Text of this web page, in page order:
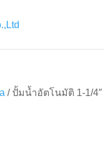
/ ปั้มน้ำอัตโนมัติ 1-1/4″